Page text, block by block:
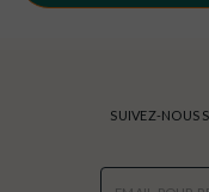
SUIVEZ-NOUS